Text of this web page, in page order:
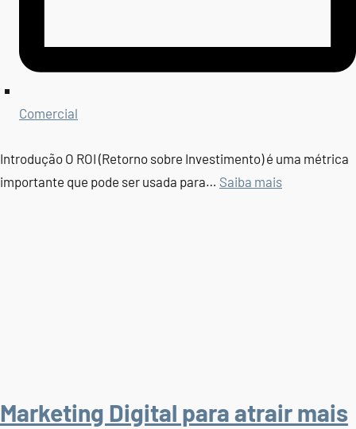
Comercial
Introdução O ROI (Retorno sobre Investimento) é uma métrica
importante que pode ser usada para… Saiba mais
Marketing Digital para atrair mais